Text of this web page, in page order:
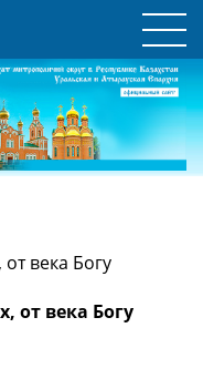
века Богу
от века Богу